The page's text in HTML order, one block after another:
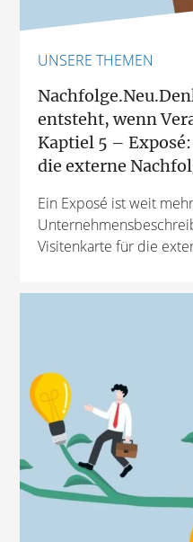
UNSERE THEMEN
entsteht, wenn
Kaptiel 5 –
die externe
Ein Exposé ist weit
Visitenkarte für die